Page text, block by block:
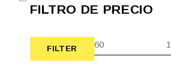
FILTRO DE PRECIO
FILTER